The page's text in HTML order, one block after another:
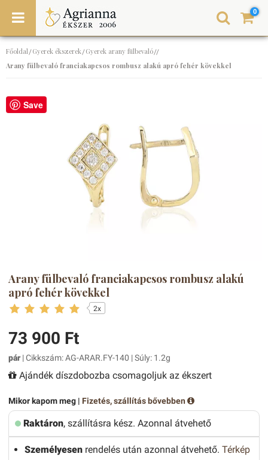
0
Főoldal/Gyerek ékszerek/Gyerek arany fülbevaló//
Arany fülbevaló franciakapcsos rombusz alakú apró fehér kövekkel
Save
Arany fülbevaló franciakapcsos rombusz alakú
apró fehér kövekkel
2x
73 900 Ft
pár | Cikkszám: AG-ARAR.FY-140 | Súly: 1.2g
Ajándék díszdobozba csomagoljuk az ékszert
Mikor kapom meg | Fizetés, szállítás bővebben
Raktáron, szállításra kész. Azonnal átvehető
Személyesen rendelés után azonnal átvehető. Térkép